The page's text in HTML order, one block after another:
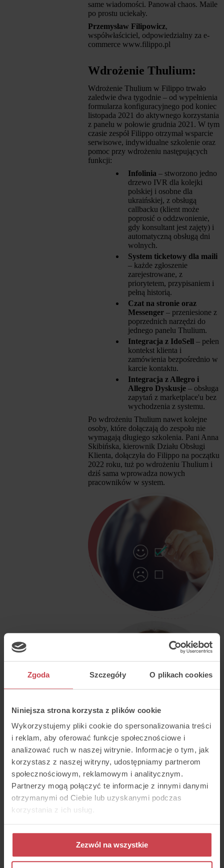
Zgoda Szczegóły O plikach cookies
Niniejsza strona korzysta z plików cookie
Wykorzystujemy pliki cookie do spersonalizowania treści
i reklam, aby oferować funkcje społecznościowe i
analizować ruch w naszej witrynie. Informacje o tym, jak
korzystasz z naszej witryny, udostępniamy partnerom
społecznościowym, reklamowym i analitycznym.
Partnerzy mogą połączyć te informacje z innymi danymi
otrzymanymi od Ciebie lub uzyskanymi podczas
korzystania z ich usług.
Zezwól na wszystkie
same wiadomości. Panował chaos. Maile
po prostu uciekały.
Przemysław Filipowicz,
współwłaściciel, odpowiedzialny za e-
commerce www.filippo.pl
Wdrożenie Thulium:
Wdrożenie Thulium w Filippo trwało
zaledwie dwa tygodnie – od wypełnienia
formularza konfiguracyjnego pod koniec
listopada 2021 do aktywnego korzystania
z panelu w połowie grudnia 2021. W tym
czasie zespół Filippo otrzymał wsparcie
serwisowe, indywidualne szkolenie oraz
pomoc przy wdrożeniu następujących
funkcji:
Infolinia – stworzono jedno
drzewo IVR dla kolejki
polskiej i osobne dla
ukraińskiej, z obsługą
callbacku (klient może
poprosić o oddzwonienie,
gdy konsultant jest zajęty) i
automatyczną obsługą dni
wolnych.
System ticketowy dla maili
– każde zgłoszenie
zarejestrowane, z
priorytetem, przypisaniem i
pełną historią.
Czat na stronie oraz
Messenger – przeniesione z
poprzednich narzędzi do
jednego panelu Thulium.
Integracja z IdoSell – pełen
kontekst klienta i
zamówienia bezpośrednio w
karcie kontaktu.
Integracja z Allegro i
Allegro Dyskusje – obsługa
zapytań z marketplace'u bez
wychodzenia z systemu.
Po wdrożeniu Thulium nawet kolejne
osoby, które dołączają do zespołu nie
wymagają długiego szkolenia. Pani Anna
Skibińska, kierownik Działu Obsługi
Klienta, dołączyła do Filippo na początku
2022 roku, tuż po wdrożeniu Thulium i
dziś sama wprowadza nowych
pracowników w system.
Interfejs Thulium jest tak prosty, łatwy i
przyjemny, że szkolenie nowych osób
przebiega bardzo szybko. A Wasze
centrum pomocy jest tak rozbudowane,
że jeśli czegoś nie wiem – wystarczy
sprawdzić. Nie trzeba nawet od razu
zgłaszać się do supportu, bo wszystko
zrobić.
Anna Skibińska , Kierownik Działu
Obsługi Klienta w Filippo